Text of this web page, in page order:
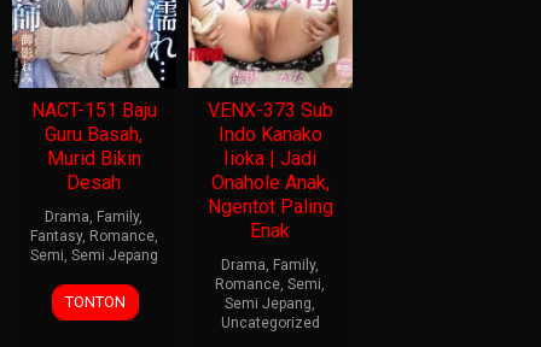
NACT-151 Baju
Guru Basah,
Murid Bikin
Desah
Drama, Family,
Fantasy, Romance,
Semi, Semi Jepang
TONTON
VENX-373 Sub
Indo Kanako
Iioka | Jadi
Onahole Anak,
Ngentot Paling
Enak
Drama, Family,
Romance,Semi,
Semi Jepang,
Uncategorized